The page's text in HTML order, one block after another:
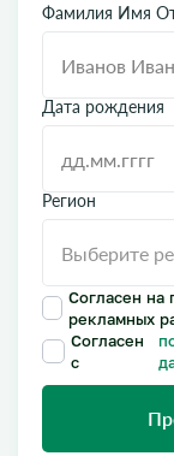
Фамилия Имя
Дата рождения
Регион
Согласен на
рекламных
Согласен
с